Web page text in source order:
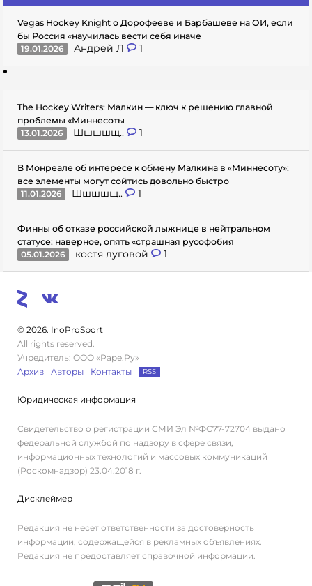
Vegas Hockey Knight о Дорофееве и Барбашеве на ОИ, если
бы Россия «научилась вести себя иначе
19.01.2026
Андрей Л 1
The Hockey Writers: Малкин — ключ к решению главной
проблемы «Миннесоты
13.01.2026
Шшшшщ.. 1
В Монреале об интересе к обмену Малкина в «Миннесоту»:
все элементы могут сойтись довольно быстро
11.01.2026
Шшшшщ.. 1
Финны об отказе российской лыжнице в нейтральном
статусе: наверное, опять «страшная русофобия
05.01.2026
костя луговой 1
© 2026. InoProSport
All rights reserved.
Учредитель: ООО «Раре.Ру»
Архив
Авторы Контакты RSS
Юридическая информация
Свидетельство о регистрации СМИ Эл №ФС77-72704 выдано
федеральной службой по надзору в сфере связи,
информационных технологий и массовых коммуникаций
(Роскомнадзор) 23.04.2018 г.
Дисклеймер
Редакция не несет ответственности за достоверность
информации, содержащейся в рекламных объявлениях.
Редакция не предоставляет справочной информации.